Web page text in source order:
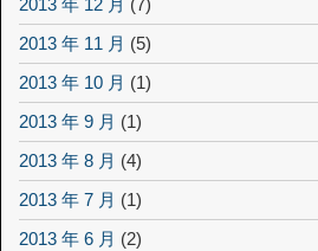
2013 年 12 月 (7)
2013 年 11 月 (5)
2013 年 10 月 (1)
2013 年 9 月 (1)
2013 年 8 月 (4)
2013 年 7 月 (1)
2013 年 6 月 (2)